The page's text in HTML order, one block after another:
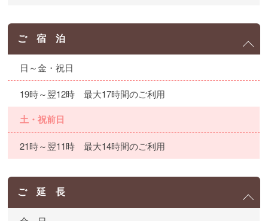
ご 宿 泊
日～金・祝日
19時～翌12時 最大17時間のご利用
土・祝前日
21時～翌11時 最大14時間のご利用
ご 延 長